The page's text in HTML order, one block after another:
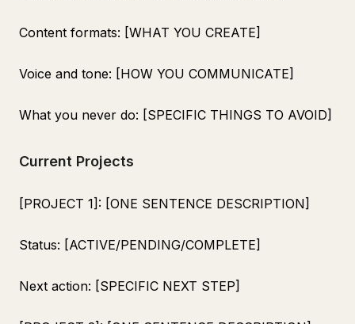
Content formats: [WHAT YOU CREATE]
Voice and tone: [HOW YOU COMMUNICATE]
What you never do: [SPECIFIC THINGS TO AVOID]
Current Projects
[PROJECT 1]: [ONE SENTENCE DESCRIPTION]
Status: [ACTIVE/PENDING/COMPLETE]
Next action: [SPECIFIC NEXT STEP]